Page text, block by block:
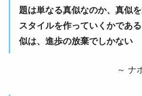
題は単なる真似なのか、真似
スタイルを作っていくかであ
似は、進歩の放棄でしかない
～ ナ